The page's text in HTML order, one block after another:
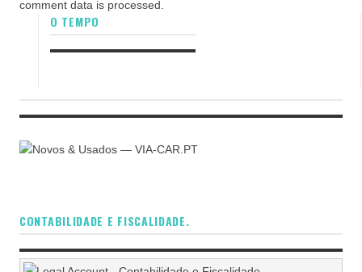
comment data is processed.
O TEMPO
CONTABILIDADE E FISCALIDADE.